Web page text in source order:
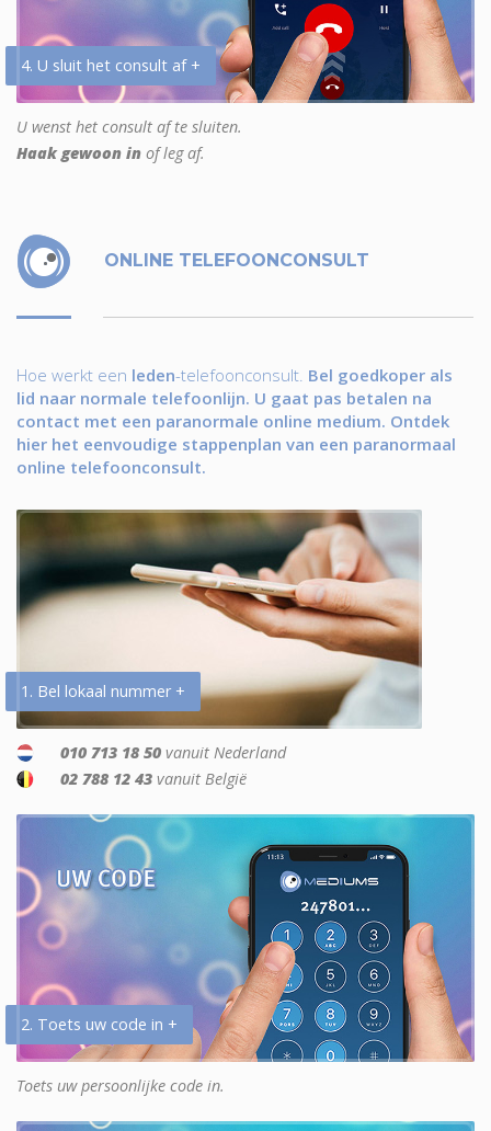
4. U sluit het consult af +
U wenst het consult af te sluiten.
Haak gewoon in of leg af.
ONLINE TELEFOONCONSULT
Hoe werkt een leden-telefoonconsult. Bel goedkoper als
lid naar normale telefoonlijn. U gaat pas betalen na
contact met een paranormale online medium. Ontdek
hier het eenvoudige stappenplan van een paranormaal
online telefoonconsult.
1. Bel lokaal nummer +
010 713 18 50 vanuit Nederland
02 788 12 43 vanuit België
2. Toets uw code in +
Toets uw persoonlijke code in.